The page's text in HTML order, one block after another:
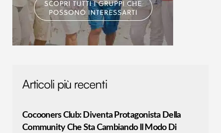
Articoli più recenti
Cocooners Club: Diventa Protagonista Della
Community Che Sta Cambiando Il Modo Di